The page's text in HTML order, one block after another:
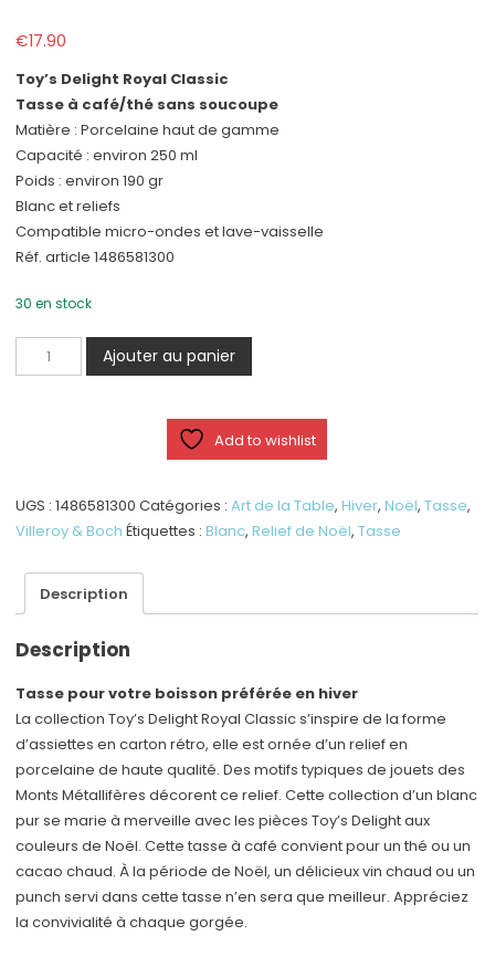
€17.90
Toy’s Delight Royal Classic
Tasse à café/thé sans soucoupe
Matière : Porcelaine haut de gamme
Capacité : environ 250 ml
Poids : environ 190 gr
Blanc et reliefs
Compatible micro-ondes et lave-vaisselle
Réf. article 1486581300
30 en stock
quantité
de
-
Tasse
café/thé
sans
Ajouter au panier
Add to wishlist
UGS :1486581300 Catégories :Art de la Table,Hiver,Noël,Tasse,
Villeroy & Boch Étiquettes :Blanc,Relief de Noël,Tasse
Description
Description
Tasse pour votre boisson préférée en hiver
La collection Toy’s Delight Royal Classic s’inspire de la forme
d’assiettes en carton rétro, elle est ornée d’un relief en
porcelaine de haute qualité. Des motifs typiques de jouets des
Monts Métallifères décorent ce relief. Cette collection d’un blanc
pur se marie à merveille avec les pièces Toy’s Delight aux
couleurs de Noël. Cette tasse à café convient pour un thé ou un
cacao chaud. À la période de Noël, un délicieux vin chaud ou un
punch servi dans cette tasse n’en sera que meilleur. Appréciez
la convivialité à chaque gorgée.